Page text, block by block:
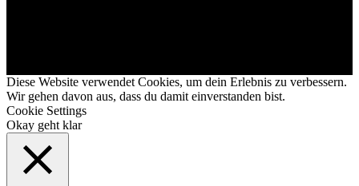
Diese Website verwendet Cookies, um dein Erlebnis zu verbessern.
Wir gehen davon aus, dass du damit einverstanden bist.
Cookie Settings
Okay geht klar